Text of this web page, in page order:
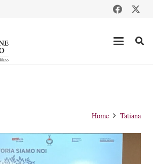
Home Tatiana